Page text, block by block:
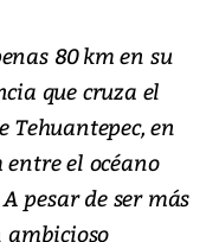
80 km en su
que cruza el
Tehuantepec, en
entre el océano
pesar de ser más
ambicioso